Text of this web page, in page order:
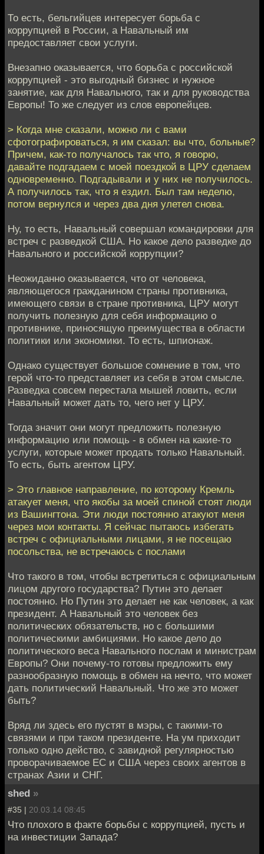
То есть, бельгийцев интересует борьба с
коррупцией в России, а Навальный им
предоставляет свои услуги.
Внезапно оказывается, что борьба с российской
коррупцией - это выгодный бизнес и нужное
занятие, как для Навального, так и для руководства
Европы! То же следует из слов европейцев.
> Когда мне сказали, можно ли с вами
сфотографироваться, я им сказал: вы что, больные?
Причем, как-то получалось так что, я говорю,
давайте подгадаем с моей поездкой в ЦРУ сделаем
одновременно. Подгадывали и у них не получилось.
А получилось так, что я ездил. Был там неделю,
потом вернулся и через два дня улетел снова.
Ну, то есть, Навальный совершал командировки для
встреч с разведкой США. Но какое дело разведке до
Навального и российской коррупции?
Неожиданно оказывается, что от человека,
являющегося гражданином страны противника,
имеющего связи в стране противника, ЦРУ могут
получить полезную для себя информацию о
противнике, приносящую преимущества в области
политики или экономики. То есть, шпионаж.
Однако существует большое сомнение в том, что
герой что-то представляет из себя в этом смысле.
Разведка совсем перестала мышей ловить, если
Навальный может дать то, чего нет у ЦРУ.
Тогда значит они могут предложить полезную
информацию или помощь - в обмен на какие-то
услуги, которые может продать только Навальный.
То есть, быть агентом ЦРУ.
> Это главное направление, по которому Кремль
атакует меня, что якобы за моей спиной стоят люди
из Вашингтона. Эти люди постоянно атакуют меня
через мои контакты. Я сейчас пытаюсь избегать
встреч с официальными лицами, я не посещаю
посольства, не встречаюсь с послами
Что такого в том, чтобы встретиться с официальным
лицом другого государства? Путин это делает
постоянно. Но Путин это делает не как человек, а как
президент. А Навальный это человек без
политических обязательств, но с большими
политическими амбициями. Но какое дело до
политического веса Навального послам и министрам
Европы? Они почему-то готовы предложить ему
разнообразную помощь в обмен на нечто, что может
дать политический Навальный. Что же это может
быть?
Вряд ли здесь его пустят в мэры, с такими-то
связями и при таком президенте. На ум приходит
только одно действо, с завидной регулярностью
проворачиваемое ЕС и США через своих агентов в
странах Азии и СНГ.
shed »
#35 | 20.03.14 08:45
Что плохого в факте борьбы с коррупцией, пусть и
на инвестиции Запада?